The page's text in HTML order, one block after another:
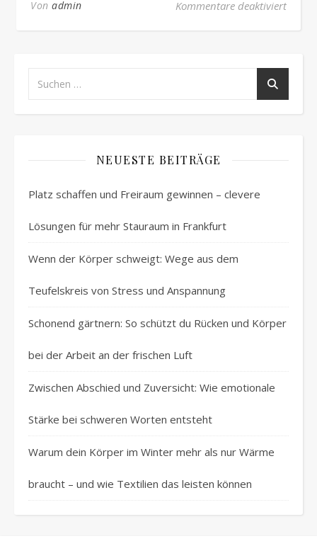
Von admin Kommentare deaktiviertfür
NEUESTE BEITRÄGE
Platz schaffen und Freiraum gewinnen – clevere
Lösungen für mehr Stauraum in Frankfurt
Wenn der Körper schweigt: Wege aus dem
Teufelskreis von Stress und Anspannung
Schonend gärtnern: So schützt du Rücken und Körper
bei der Arbeit an der frischen Luft
Zwischen Abschied und Zuversicht: Wie emotionale
Stärke bei schweren Worten entsteht
Warum dein Körper im Winter mehr als nur Wärme
braucht – und wie Textilien das leisten können